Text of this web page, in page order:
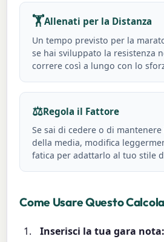
🏋️Allenati per la Distanza
Un tempo previsto per la
se hai sviluppato la resistenza
correre così a lungo con lo
⚖️Regola il Fattore
Se sai di cedere o di
della media, modifica
fatica per adattarlo al tuo stile
Come Usare Questo
Inserisci la tua gara nota: